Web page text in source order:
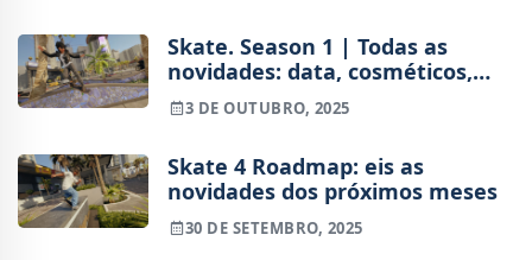
Skate. Season 1 | Todas as
novidades: data, cosméticos,
músicas e mais
3 DE OUTUBRO, 2025
Skate 4 Roadmap: eis as
novidades dos próximos meses
30 DE SETEMBRO, 2025